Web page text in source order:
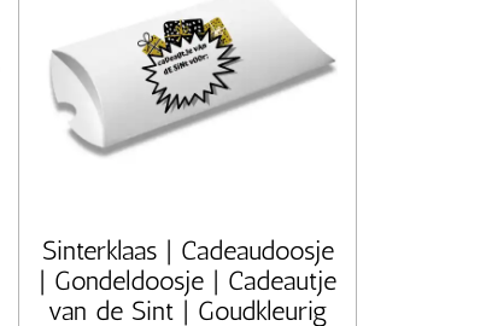
Sinterklaas | Cadeaudoosje
| Gondeldoosje | Cadeautje
van de Sint | Goudkleurig